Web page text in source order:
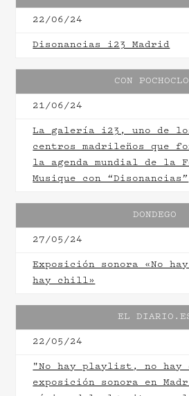
22/06/24
Disonancias i23 Madrid
CON
21/06/24
La galería i23, uno de
centros madrileños que
la agenda mundial de la
Musique con “Disonancias”
DONDEGO
27/05/24
Exposición sonora «No
hay chill»
EL
22/05/24
"No hay playlist, no
exposición sonora en